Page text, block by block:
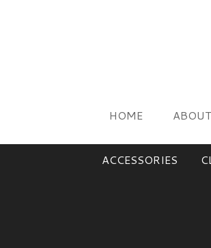
HOME ABOUT
ACCESSORIES